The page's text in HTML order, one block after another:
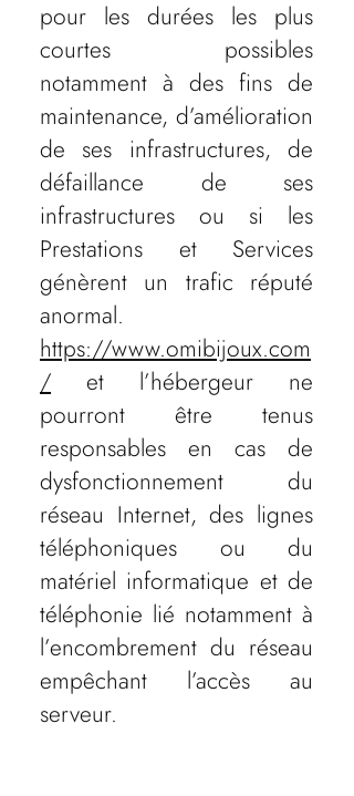
pour les durées les plus
courtes possibles
notamment à des fins de
maintenance, d’amélioration
de ses infrastructures, de
défaillance de ses
infrastructures ou si les
Prestations et Services
génèrent un trafic réputé
anormal.
https://www.omibijoux.com
/ et l’hébergeur ne
pourront être tenus
responsables en cas de
dysfonctionnement du
réseau Internet, des lignes
téléphoniques ou du
matériel informatique et de
téléphonie lié notamment à
l’encombrement du réseau
empêchant l’accès au
serveur.